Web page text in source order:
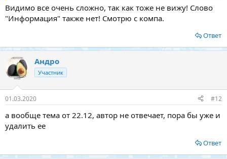
Видимо все очень сложно, так как тоже не вижу! Слово
"Информация" также нет! Смотрю с компа.
Ответ
Андро
Участник
01.03.2020 #12
а вообще тема от 22.12, автор не отвечает, пора бы уже и
удалить ее
Ответ